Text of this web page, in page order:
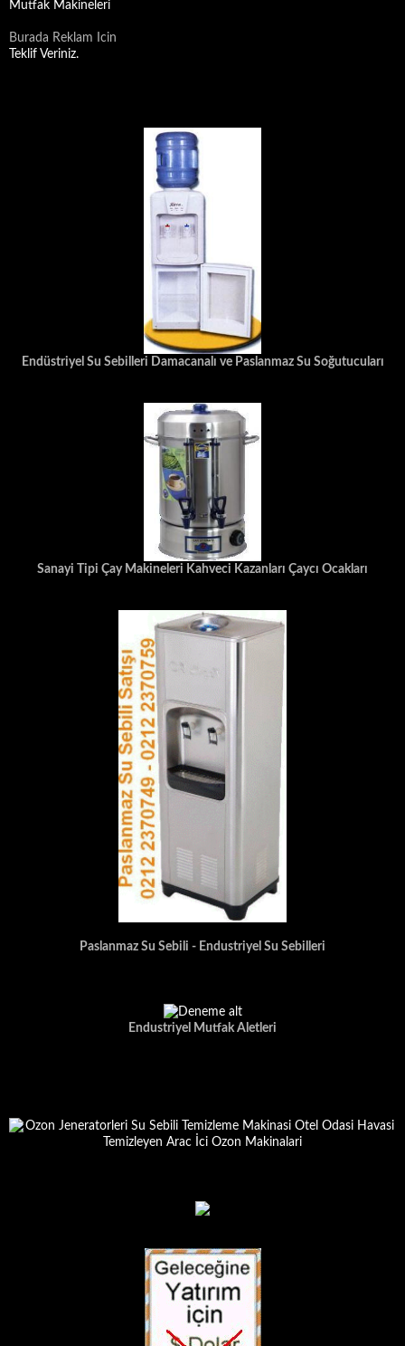
Mutfak Makineleri
Burada Reklam Icin
Teklif Veriniz.
Endüstriyel Su Sebilleri Damacanalı ve Paslanmaz Su Soğutucuları
Sanayi Tipi Çay Makineleri Kahveci Kazanları Çaycı Ocakları
Paslanmaz Su Sebili - Endustriyel Su Sebilleri
Endustriyel Mutfak Aletleri